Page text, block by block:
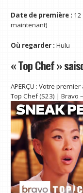
Date de première :
maintenant)
Où regarder : Hulu
« Top Chef »
APERÇU : Votre
Top Chef (S23) | Bravo